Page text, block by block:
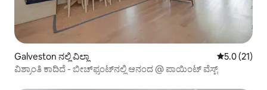
Galveston ನಲ್ಲಿ ವಿಲ್ಲಾ 5 ರಲ್ಲಿ 5.0
5.0 (21)
ವಿಶ್ರಾಂತಿ ಕಾದಿದೆ - ಬೀಚ್‌ಫ್ರಂಟ್‌ನಲ್ಲಿ ಆನಂದ @ ಪಾಯಿಂಟ್ ವೆಸ್ಟ್